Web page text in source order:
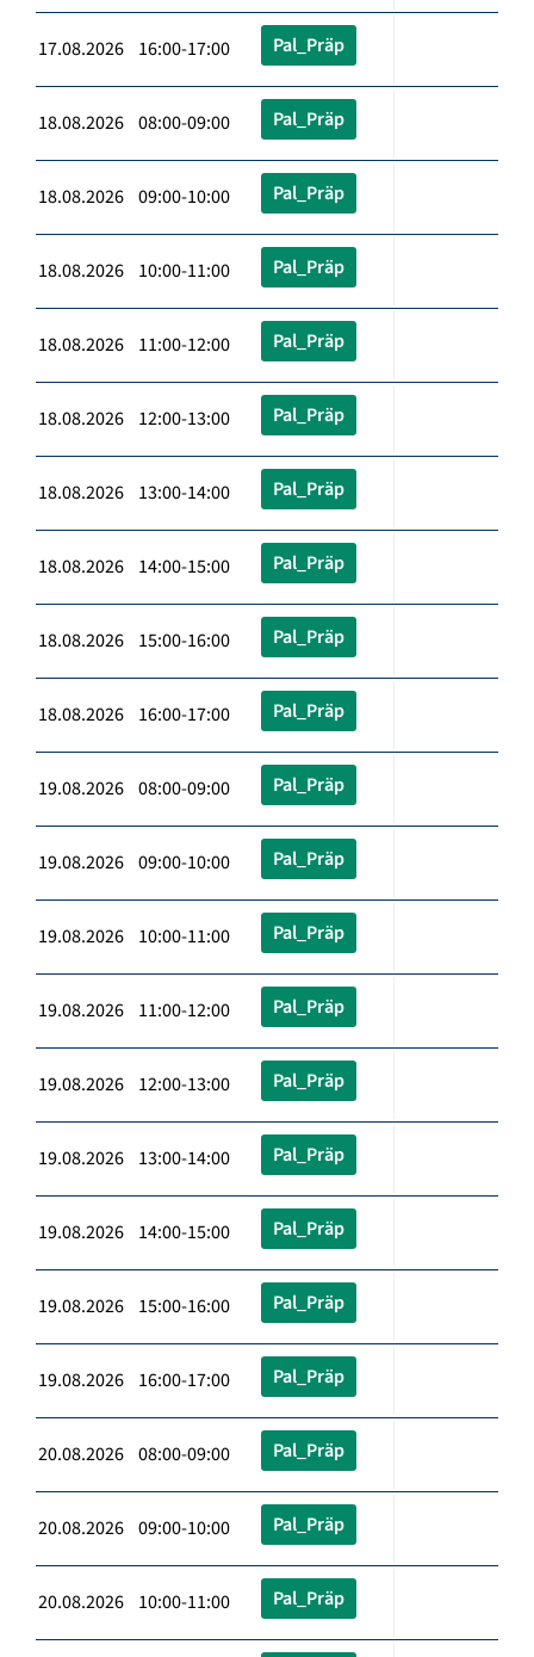
17.08.2026 16:00-17:00 Pal_Präp
18.08.2026 08:00-09:00 Pal_Präp
18.08.2026 09:00-10:00 Pal_Präp
18.08.2026 10:00-11:00 Pal_Präp
18.08.2026 11:00-12:00 Pal_Präp
18.08.2026 12:00-13:00 Pal_Präp
18.08.2026 13:00-14:00 Pal_Präp
18.08.2026 14:00-15:00 Pal_Präp
18.08.2026 15:00-16:00 Pal_Präp
18.08.2026 16:00-17:00 Pal_Präp
19.08.2026 08:00-09:00 Pal_Präp
19.08.2026 09:00-10:00 Pal_Präp
19.08.2026 10:00-11:00 Pal_Präp
19.08.2026 11:00-12:00 Pal_Präp
19.08.2026 12:00-13:00 Pal_Präp
19.08.2026 13:00-14:00 Pal_Präp
19.08.2026 14:00-15:00 Pal_Präp
19.08.2026 15:00-16:00 Pal_Präp
19.08.2026 16:00-17:00 Pal_Präp
20.08.2026 08:00-09:00 Pal_Präp
20.08.2026 09:00-10:00 Pal_Präp
20.08.2026 10:00-11:00 Pal_Präp